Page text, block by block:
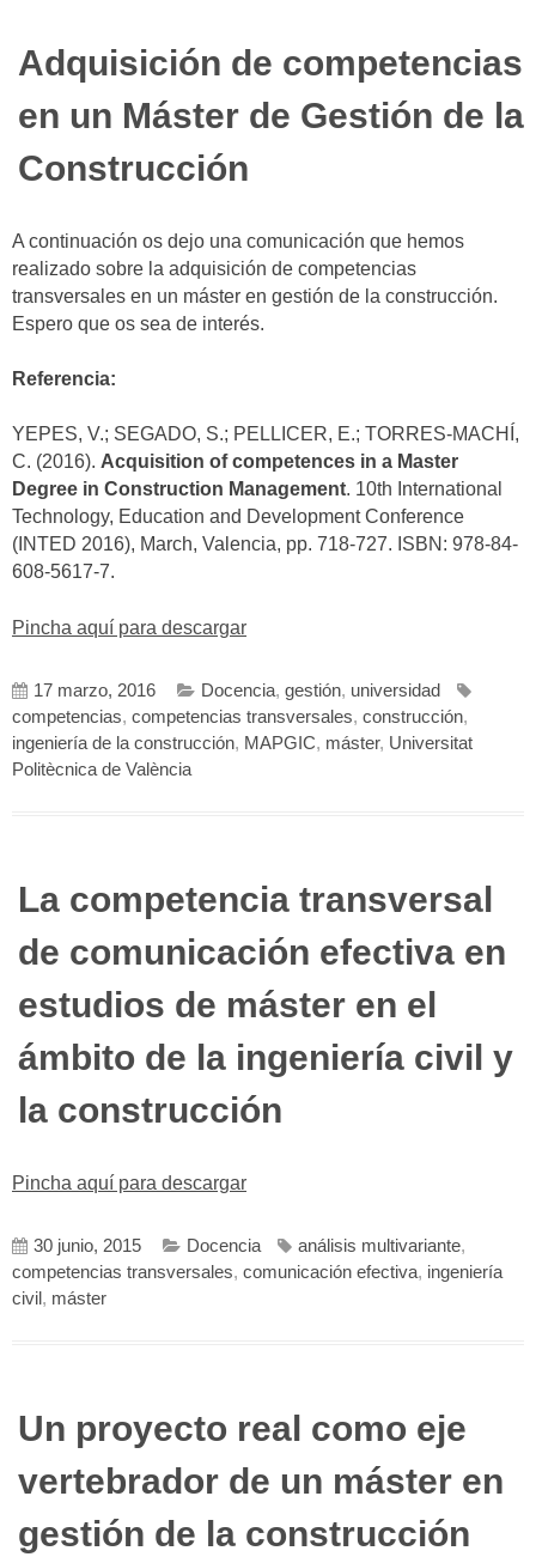
Adquisición de competencias
en un Máster de Gestión de la
Construcción
A continuación os dejo una comunicación que hemos
realizado sobre la adquisición de competencias
transversales en un máster en gestión de la construcción.
Espero que os sea de interés.
Referencia:
YEPES, V.; SEGADO, S.; PELLICER, E.; TORRES-MACHÍ,
C. (2016). Acquisition of competences in a Master
Degree in Construction Management. 10th International
Technology, Education and Development Conference
(INTED 2016), March, Valencia, pp. 718-727. ISBN: 978-84-
608-5617-7.
Pincha aquí para descargar
17 marzo, 2016 Docencia, gestión, universidad
competencias, competencias transversales, construcción,
ingeniería de la construcción, MAPGIC, máster, Universitat
Politècnica de València
La competencia transversal
de comunicación efectiva en
estudios de máster en el
ámbito de la ingeniería civil y
la construcción
Pincha aquí para descargar
30 junio, 2015 Docencia análisis multivariante,
competencias transversales, comunicación efectiva, ingeniería
civil , máster
Un proyecto real como eje
vertebrador de un máster en
gestión de la construcción